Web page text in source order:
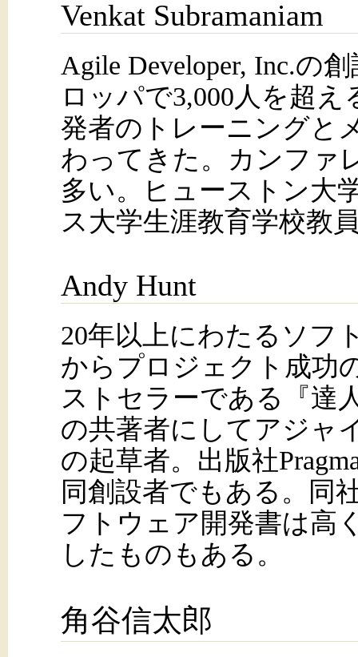
Venkat Subramaniam
Agile Developer, Inc.の
ロッパで3,000人を超
発者のトレーニングと
わってきた。カンファ
多い。ヒューストン大
ス大学生涯教育学校教
Andy Hunt
20年以上にわたるソフ
からプロジェクト成功
ストセラーである『達
の共著者にしてアジャ
の起草者。出版社
同創設者でもある。同
フトウェア開発書は高
したものもある。
角谷信太郎